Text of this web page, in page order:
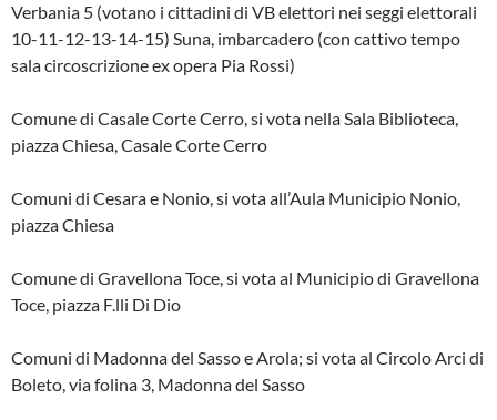
Verbania 5 (votano i cittadini di VB elettori nei seggi elettorali
10-11-12-13-14-15) Suna, imbarcadero (con cattivo tempo
sala circoscrizione ex opera Pia Rossi)
Comune di Casale Corte Cerro, si vota nella Sala Biblioteca,
piazza Chiesa, Casale Corte Cerro
Comuni di Cesara e Nonio, si vota all’Aula Municipio Nonio,
piazza Chiesa
Comune di Gravellona Toce, si vota al Municipio di Gravellona
Toce, piazza F.lli Di Dio
Comuni di Madonna del Sasso e Arola; si vota al Circolo Arci di
Boleto, via folina 3, Madonna del Sasso